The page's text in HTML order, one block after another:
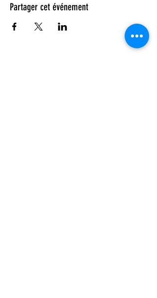
Partager cet événement